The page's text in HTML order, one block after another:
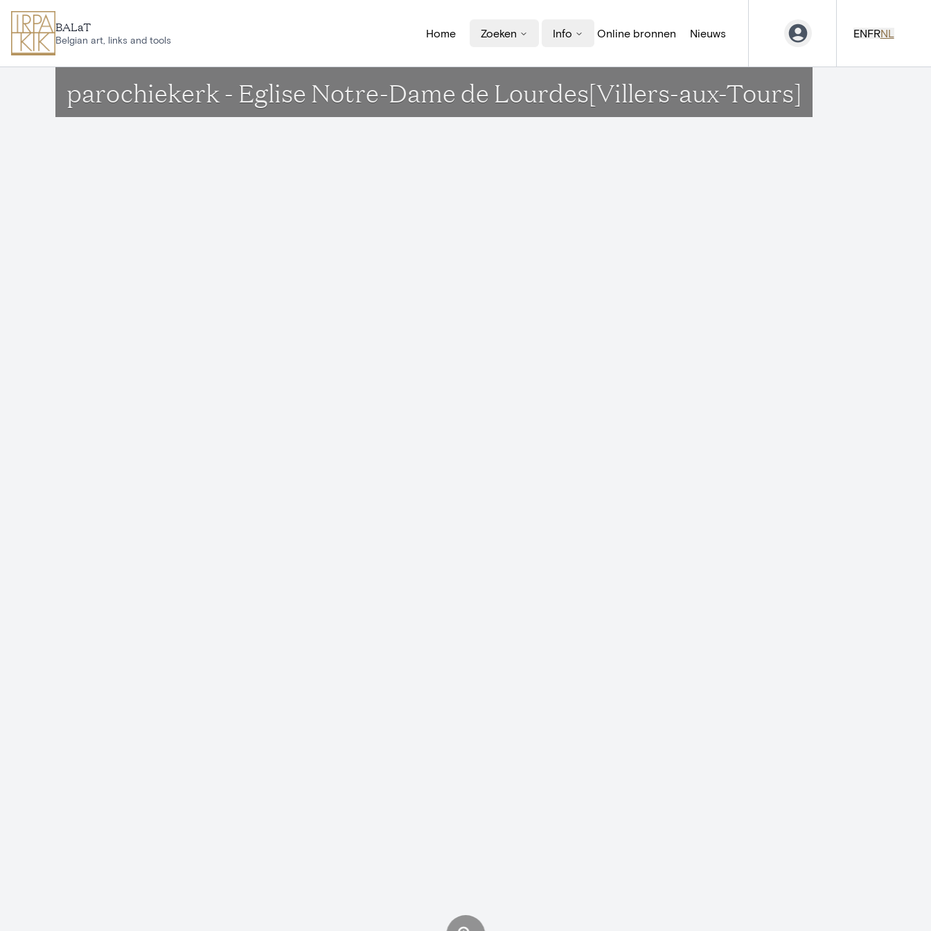
BALaT
Belgian art, links and tools
Home Zoeken Info Online bronnen Nieuws ENFRNL
parochiekerk - Eglise Notre-Dame de Lourdes[Villers-aux-Tours]